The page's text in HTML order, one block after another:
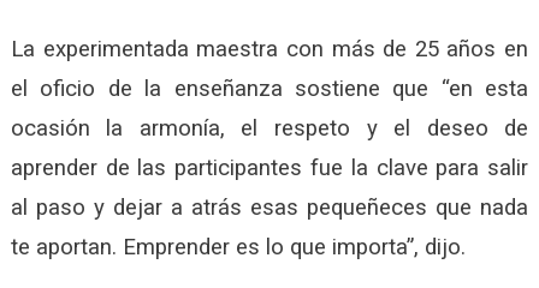
La experimentada maestra con más de 25 años en
el oficio de la enseñanza sostiene que “en esta
ocasión la armonía, el respeto y el deseo de
aprender de las participantes fue la clave para salir
al paso y dejar a atrás esas pequeñeces que nada
te aportan. Emprender es lo que importa”, dijo.